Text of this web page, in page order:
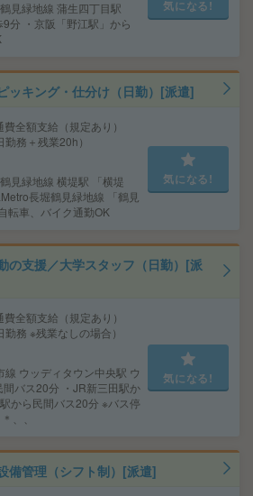
見緑地線 蒲生四丁目駅
9分 ・京阪「野江駅」から
気になる!
ッキング・仕分け（日勤）[派遣]
全額支給（規定あり）
務＋残業20h）
見緑地線 横堤駅 「横堤
長堀鶴見緑地線 「鶴見
転車、バイク通勤OK
気になる!
の支援／大学スタッフ（日勤）[派
全額支給（規定あり）
務 ※残業なしの場合）
線 ウッディタウン中央駅 ウ
バス20分 ・JR新三田駅か
から民間バス20分 ※バス停
、、
気になる!
備管理（シフト制）[派遣]